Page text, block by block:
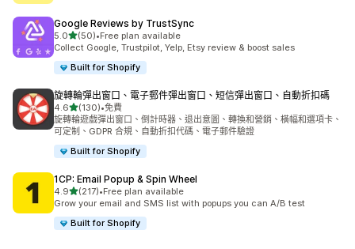
Google Reviews by TrustSync
5.0滿分 5 顆星
(50)
共有 50 則評價
•Free plan available
Collect Google, Trustpilot, Yelp, Etsy review & boost sales
Built for Shopify
旋轉輪彈出窗口、電子郵件彈出窗口、短信彈出窗口、自動折扣碼
4.6滿分 5 顆星
(130)
共有 130 則評價
•免費
旋轉輪遊戲彈出窗口、倒計時器、退出意圖、轉換和營銷、橫幅和選項卡、
可定制、GDPR 合規、自動折扣代碼、電子郵件驗證
Built for Shopify
1CP: Email Popup & Spin Wheel
4.9滿分 5 顆星
(217)
共有 217 則評價
•Free plan available
Grow your email and SMS list with popups you can A/B test
Built for Shopify